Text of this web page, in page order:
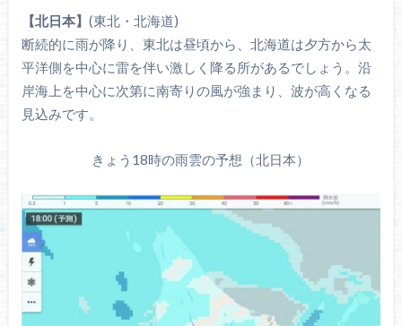
【北日本】 (東北・北海道)
断続的に雨が降り、東北は昼頃から、北海道は夕方から太
平洋側を中心に雷を伴い激しく降る所があるでしょう。沿
岸海上を中心に次第に南寄りの風が強まり、波が高くなる
見込みです。
きょう18時の雨雲の予想（北日本）